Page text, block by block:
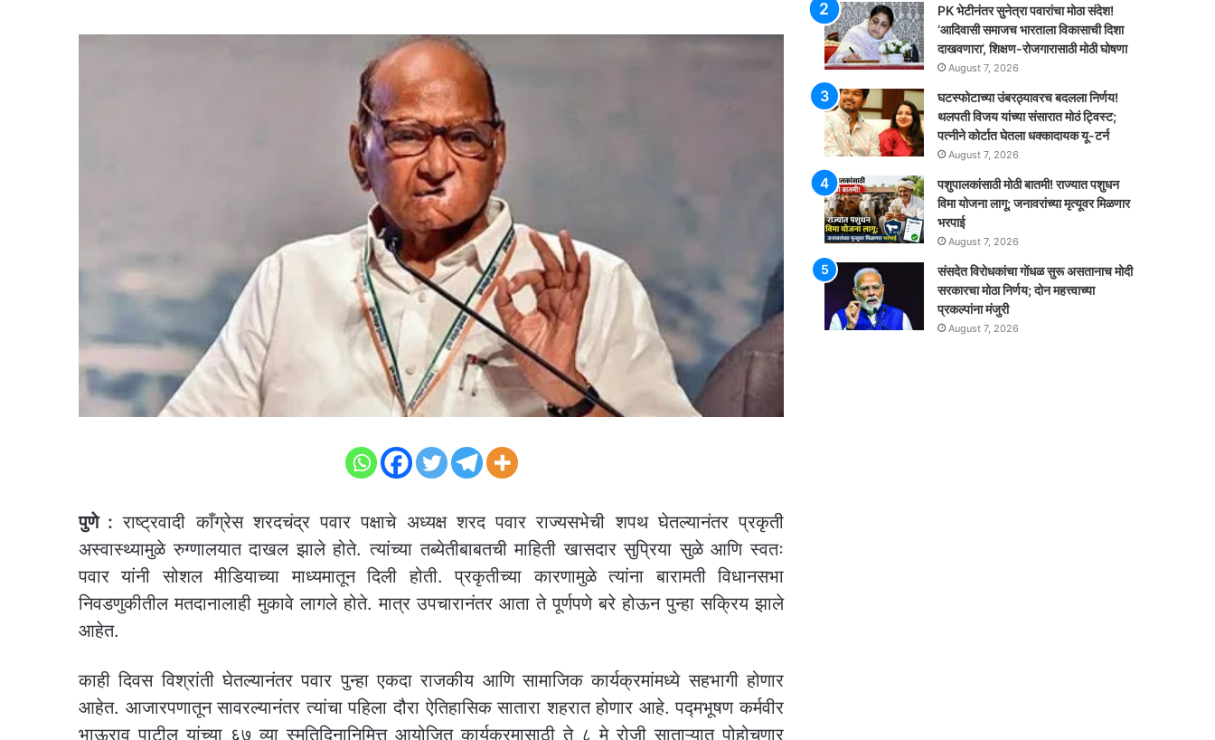
पुणे : राष्ट्रवादी काँग्रेस शरदचंद्र पवार पक्षाचे अध्यक्ष शरद पवार राज्यसभेची शपथ घेतल्यानंतर प्रकृती
अस्वास्थ्यामुळे रुग्णालयात दाखल झाले होते. त्यांच्या तब्येतीबाबतची माहिती खासदार सुप्रिया सुळे आणि स्वतः
पवार यांनी सोशल मीडियाच्या माध्यमातून दिली होती. प्रकृतीच्या कारणामुळे त्यांना बारामती विधानसभा
निवडणुकीतील मतदानालाही मुकावे लागले होते. मात्र उपचारानंतर आता ते पूर्णपणे बरे होऊन पुन्हा सक्रिय झाले
आहेत.
काही दिवस विश्रांती घेतल्यानंतर पवार पुन्हा एकदा राजकीय आणि सामाजिक कार्यक्रमांमध्ये सहभागी होणार
आहेत. आजारपणातून सावरल्यानंतर त्यांचा पहिला दौरा ऐतिहासिक सातारा शहरात होणार आहे. पद्मभूषण कर्मवीर
भाऊराव पाटील यांच्या ६७ व्या स्मृतिदिनानिमित्त आयोजित कार्यक्रमासाठी ते ८ मे रोजी साताऱ्यात पोहोचणार
PK भेटीनंतर सुनेत्रा पवारांचा मोठा संदेश!
‘आदिवासी समाजच भारताला विकासाची दिशा
दाखवणारा’, शिक्षण-रोजगारासाठी मोठी घोषणा
August 7, 2026
घटस्फोटाच्या उंबरठ्यावरच बदलला निर्णय!
थलपती विजय यांच्या संसारात मोठं ट्विस्ट;
पत्नीने कोर्टात घेतला धक्कादायक यू-टर्न
August 7, 2026
पशुपालकांसाठी मोठी बातमी! राज्यात पशुधन
विमा योजना लागू; जनावरांच्या मृत्यूवर मिळणार
भरपाई
August 7, 2026
संसदेत विरोधकांचा गोंधळ सुरू असतानाच मोदी
सरकारचा मोठा निर्णय; दोन महत्त्वाच्या
प्रकल्पांना मंजुरी
August 7, 2026